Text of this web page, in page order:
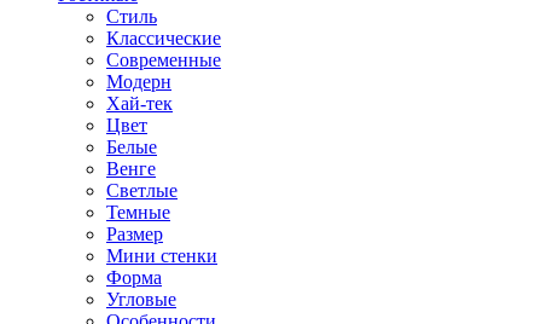
Стиль
Классические
Современные
Модерн
Хай-тек
Цвет
Белые
Венге
Светлые
Темные
Размер
Мини стенки
Форма
Угловые